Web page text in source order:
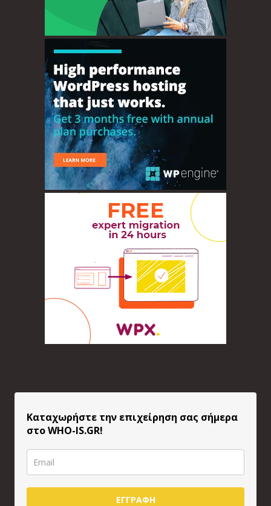
Καταχωρήστε την επιχείρηση σας σήμερα
στο WHO-IS.GR!
ΕΓΓΡΑΦΗ